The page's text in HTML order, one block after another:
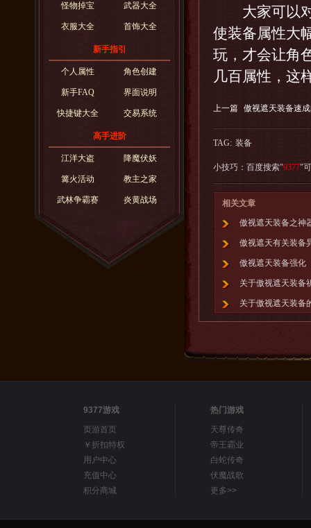
怪物掉宝 武器大全
衣服大全 首饰大全
新手指引
个人属性 角色创建
新手FAQ 界面说明
快捷键大全 交易系统
高手进阶
江洋大盗 降魔伏妖
篝火活动 教主之家
武林争霸赛 炎黄战场
大家可以对
使装备属性大
玩，才会让角
几百属性，这
上一篇 傲视遮天装备速
TAG: 装备
小技巧：百度搜索"9377"
相关文章
傲视遮天装备之神
傲视遮天有关装备
傲视遮天装备强化
关于傲视遮天装备
关于傲视遮天装备
傲视遮天玩小号打
傲视遮天装备的获
9377游戏
页游首页
￥折扣特权
用户中心
充值中心
积分商城
热门游戏
天尊传奇
帝王霸业
白蛇传奇
伏魔战歌
更多>>